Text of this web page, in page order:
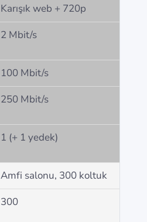
Karışık web + 720p
2 Mbit/s
100 Mbit/s
250 Mbit/s
1 (+ 1 yedek)
Amfi salonu, 300 koltuk
300